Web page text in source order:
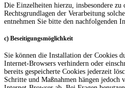
Die Einzelheiten hierzu, insbesondere zu
Rechtsgrundlagen der Verarbeitung
entnehmen Sie bitte den nachfolgenden
c) Beseitigungsmöglichkeit
Sie können die Installation der Cookies
Internet-Browsers verhindern oder
bereits gespeicherte Cookies jederzeit
Schritte und Maßnahmen hängen jedoch